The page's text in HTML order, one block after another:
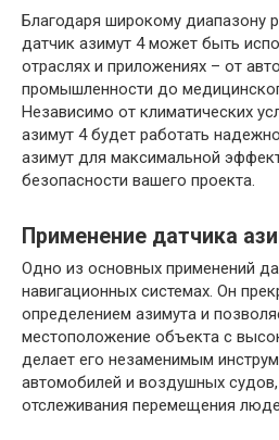
Благодаря широкому диапазону
датчик азимут 4 может быть
отраслях и приложениях – от
промышленности до
Независимо от климатических
азимут 4 будет работать
азимут для максимальной
безопасности вашего проекта.
Применение датчика
Одно из основных применений
навигационных системах. Он
определением азимута и
местоположение объекта с
делает его незаменимым
автомобилей и воздушных
отслеживания перемещения